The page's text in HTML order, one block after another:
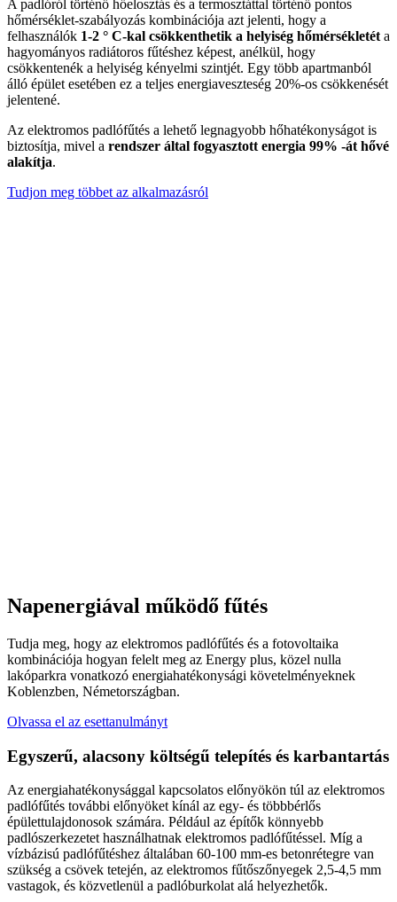
A padlóról történő hőelosztás és a termosztáttal történő pontos
hőmérséklet-szabályozás kombinációja azt jelenti, hogy a
felhasználók 1-2 ° C-kal csökkenthetik a helyiség hőmérsékletét a
hagyományos radiátoros fűtéshez képest, anélkül, hogy
csökkentenék a helyiség kényelmi szintjét. Egy több apartmanból
álló épület esetében ez a teljes energiaveszteség 20%-os csökkenését
jelentené.
Az elektromos padlófűtés a lehető legnagyobb hőhatékonyságot is
biztosítja, mivel a rendszer által fogyasztott energia 99% -át hővé
alakítja.
Tudjon meg többet az alkalmazásról
Napenergiával működő fűtés
Tudja meg, hogy az elektromos padlófűtés és a fotovoltaika
kombinációja hogyan felelt meg az Energy plus, közel nulla
lakóparkra vonatkozó energiahatékonysági követelményeknek
Koblenzben, Németországban.
Olvassa el az esettanulmányt
Egyszerű, alacsony költségű telepítés és karbantartás
Az energiahatékonysággal kapcsolatos előnyökön túl az elektromos
padlófűtés további előnyöket kínál az egy- és többbérlős
épülettulajdonosok számára. Például az építők könnyebb
padlószerkezetet használhatnak elektromos padlófűtéssel. Míg a
vízbázisú padlófűtéshez általában 60-100 mm-es betonrétegre van
szükség a csövek tetején, az elektromos fűtőszőnyegek 2,5-4,5 mm
vastagok, és közvetlenül a padlóburkolat alá helyezhetők.